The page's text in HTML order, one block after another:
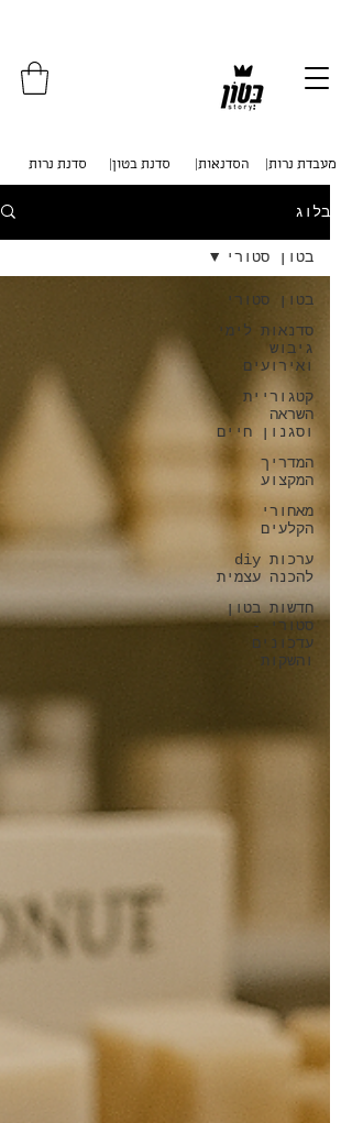
|הסדנאות |סדנת בטון סדנת נרות |מעבדת נרות
בלוג
בטון סטורי
סדנאות לימי
גיבוש
ואירועים
קטגוריית
השראה
וסגנון חיים
המדריך
המקצוע
מאחורי
הקלעים
ערכות diy
להכנה עצמית
חדשות בטון
סטורי -
עדכונים
והשקות
בטון סטורי